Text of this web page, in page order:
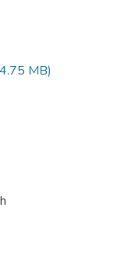
MB)